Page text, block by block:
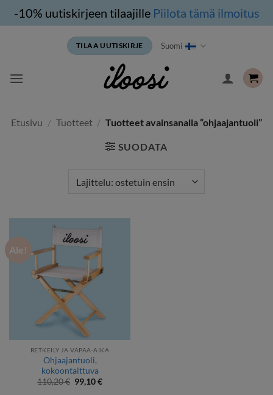
-10% uutiskirjeen tilaajille Piilota tämä ilmoitus
TILAA UUTISKIRJE Suomi
Etusivu / Tuotteet / Tuotteet avainsanalla “ohjaajantuoli”
SUODATA
Ale!
RETKEILY JA VAPAA-AIKA
Ohjaajantuoli,
kokoontaittuva
110,20€ Alkuperäinen
hinta
99,10€Nykyinen